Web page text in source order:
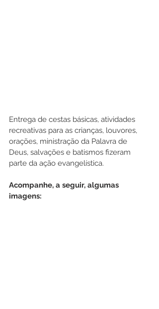
Entrega de cestas básicas, atividades
recreativas para as crianças, louvores,
orações, ministração da Palavra de
Deus, salvações e batismos fizeram
parte da ação evangelística.
Acompanhe, a seguir, algumas
imagens: